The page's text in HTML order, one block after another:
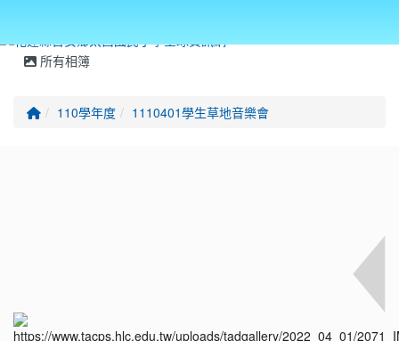
所有相簿
回首頁110學年度 1110401學生草地音樂會